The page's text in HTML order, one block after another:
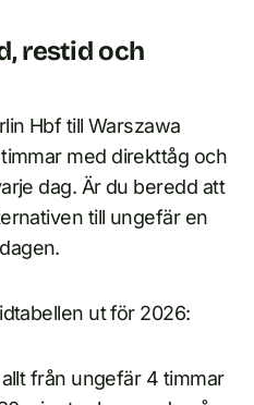
restid och
Hbf till Warszawa
med direkttåg och
dag. Är du beredd att
till ungefär en
ut för 2026:
från ungefär 4 timmar